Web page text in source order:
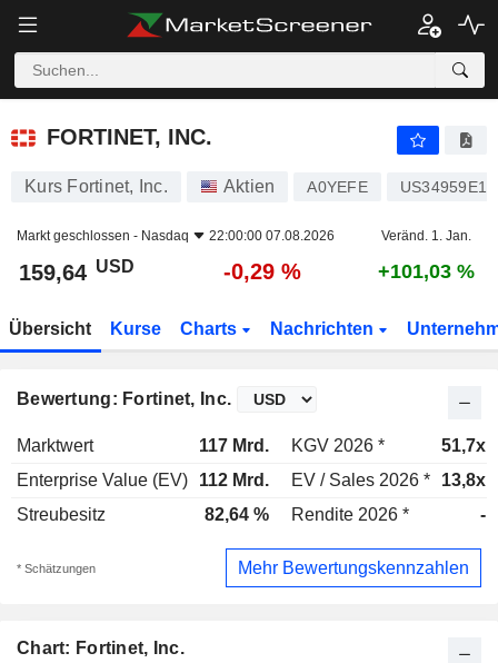
FORTINET, INC.
FORTINET, INC.
Kurs Fortinet, Inc. Aktien A0YEFE
Markt geschlossen - Nasdaq 22:00:00 07.08.2026 Veränd. 1. Jan.
159,64 USD -0,29 % +101,03 %
Übersicht Kurse Charts Nachrichten
Bewertung: Fortinet, Inc.
Marktwert 117 Mrd. KGV 2026 *
51,7x
Enterprise Value (EV)
112 Mrd. EV / Sales 2026 *
13,8x
Streubesitz
82,64 % Rendite 2026 * -
* Schätzungen Mehr Bewertungskennzahlen
Chart: Fortinet, Inc.